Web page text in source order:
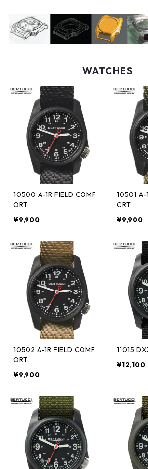
WATCHES
10500 A-1R FIELD COMF
ORT
¥9,900
10501 A-
ORT
¥9,900
10502 A-1R FIELD COMF
ORT
¥9,900
11015
¥12,100